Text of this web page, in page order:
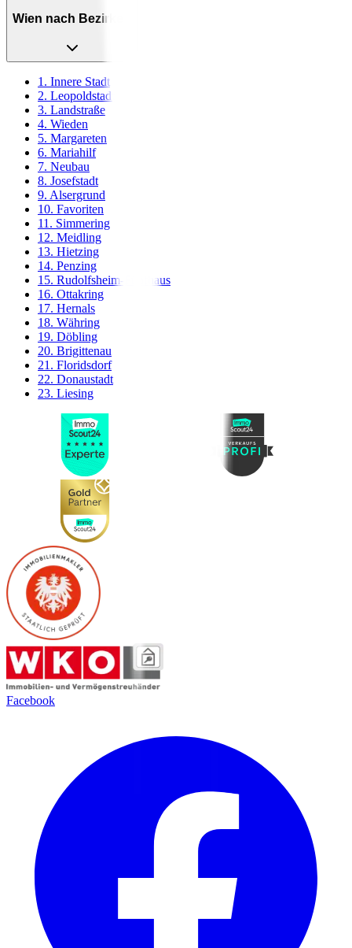
Wien nach Bezirken
1. Innere Stadt
2. Leopoldstadt
3. Landstraße
4. Wieden
5. Margareten
6. Mariahilf
7. Neubau
8. Josefstadt
9. Alsergrund
10. Favoriten
11. Simmering
12. Meidling
13. Hietzing
14. Penzing
15. Rudolfsheim-Fünfhaus
16. Ottakring
17. Hernals
18. Währing
19. Döbling
20. Brigittenau
21. Floridsdorf
22. Donaustadt
23. Liesing
Facebook